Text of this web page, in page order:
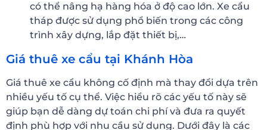
có thể nâng hạ hàng hóa ở độ cao lớn. Xe cẩu
tháp được sử dụng phổ biến trong các công
trình xây dựng, lắp đặt thiết bị,…
Giá thuê xe cẩu tại Khánh Hòa
Giá thuê xe cẩu không cố định mà thay đổi dựa trên
nhiều yếu tố cụ thể. Việc hiểu rõ các yếu tố này sẽ
giúp bạn dễ dàng dự toán chi phí và đưa ra quyết
định phù hợp với nhu cầu sử dụng. Dưới đây là các